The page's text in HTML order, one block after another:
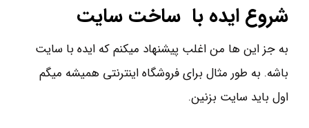
شروع ایده با ساخت سایت
به جز این ها من اغلب پیشنهاد میکنم که ایده با سایت
باشه. به طور مثال برای فروشگاه اینترنتی همیشه میگم
اول باید سایت بزنین.